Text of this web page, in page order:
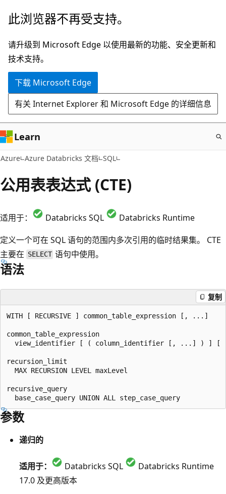
跳
主
要
内
此浏览器不再受支持。
请升级到 Microsoft Edge 以使用最新的功能、安全更新和
技术支持。
下载 Microsoft Edge
有关 Internet Explorer 和 Microsoft Edge 的详细信息
Learn
Azure Azure Databricks 文档 SQL
公用表表达式 (CTE)
适用于： Databricks SQL
Databricks Runtime
定义一个可在 SQL 语句的范围内多次引用的临时结果集。 CTE
主要在 SELECT 语句中使用。
语法
复制
WITH [ RECURSIVE ] common_table_expression [, ...]
common_table_expression
view_identifier [ ( column_identifier [, ...] ) ]
recursion_limit
  MAX RECURSION LEVEL maxLevel
recursive_query
参数
递归的
适用于： Databricks SQL
Databricks Runtime
17.0 及更高版本